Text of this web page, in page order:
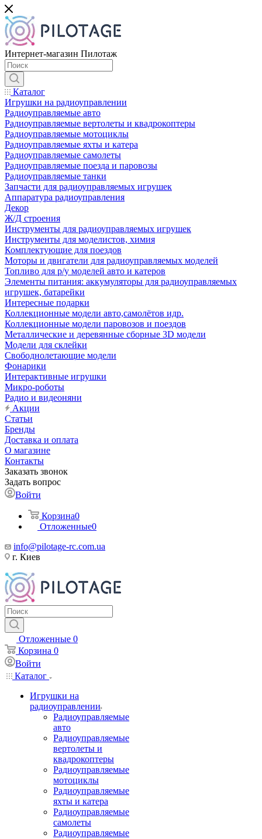
Интернет-магазин Пилотаж
Каталог
Игрушки на радиоуправлении
Радиоуправляемые авто
Радиоуправляемые вертолеты и квадрокоптеры
Радиоуправляемые мотоциклы
Радиоуправляемые яхты и катера
Радиоуправляемые самолеты
Радиоуправляемые поезда и паровозы
Радиоуправляемые танки
Запчасти для радиоуправляемых игрушек
Аппаратура радиоуправления
Декор
Ж/Д строения
Инструменты для радиоуправляемых игрушек
Инструменты для моделистов, химия
Комплектующие для поездов
Моторы и двигатели для радиоуправляемых моделей
Топливо для р/у моделей авто и катеров
Элементы питания: аккумуляторы для радиоуправляемых
игрушек, батарейки
Интересные подарки
Коллекционные модели авто,самолётов идр.
Коллекционные модели паровозов и поездов
Металлические и деревянные сборные 3D модели
Модели для склейки
Свободнолетающие модели
Фонарики
Интерактивные игрушки
Микро-роботы
Радио и видеоняни
Акции
Статьи
Бренды
Доставка и оплата
О магазине
Контакты
Заказать звонок
Задать вопрос
Войти
Корзина0
Отложенные0
info@pilotage-rc.com.ua
г. Киев
Отложенные 0
Корзина 0
Войти
Каталог
Игрушки на
радиоуправлении
Радиоуправляемые
авто
Радиоуправляемые
вертолеты и
квадрокоптеры
Радиоуправляемые
мотоциклы
Радиоуправляемые
яхты и катера
Радиоуправляемые
самолеты
Радиоуправляемые